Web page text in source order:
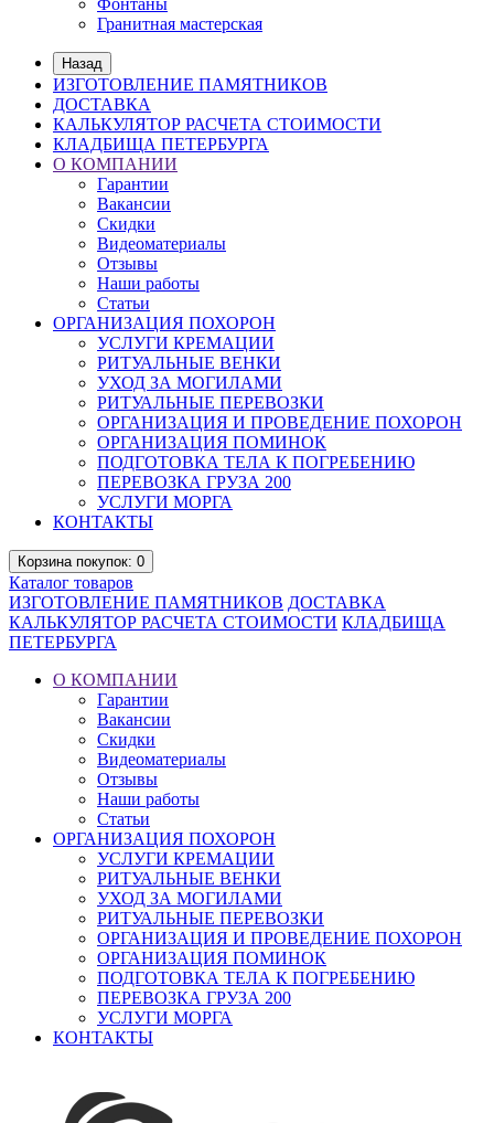
Фонтаны
Гранитная мастерская
Назад
ИЗГОТОВЛЕНИЕ ПАМЯТНИКОВ
ДОСТАВКА
КАЛЬКУЛЯТОР РАСЧЕТА СТОИМОСТИ
КЛАДБИЩА ПЕТЕРБУРГА
О КОМПАНИИ
Гарантии
Вакансии
Скидки
Видеоматериалы
Отзывы
Наши работы
Статьи
ОРГАНИЗАЦИЯ ПОХОРОН
УСЛУГИ КРЕМАЦИИ
РИТУАЛЬНЫЕ ВЕНКИ
УХОД ЗА МОГИЛАМИ
РИТУАЛЬНЫЕ ПЕРЕВОЗКИ
ОРГАНИЗАЦИЯ И ПРОВЕДЕНИЕ ПОХОРОН
ОРГАНИЗАЦИЯ ПОМИНОК
ПОДГОТОВКА ТЕЛА К ПОГРЕБЕНИЮ
ПЕРЕВОЗКА ГРУЗА 200
УСЛУГИ МОРГА
КОНТАКТЫ
Корзинапокупок: 0
Каталог товаров
ИЗГОТОВЛЕНИЕ ПАМЯТНИКОВ ДОСТАВКА
КАЛЬКУЛЯТОР РАСЧЕТА СТОИМОСТИ КЛАДБИЩА
ПЕТЕРБУРГА
О КОМПАНИИ
Гарантии
Вакансии
Скидки
Видеоматериалы
Отзывы
Наши работы
Статьи
ОРГАНИЗАЦИЯ ПОХОРОН
УСЛУГИ КРЕМАЦИИ
РИТУАЛЬНЫЕ ВЕНКИ
УХОД ЗА МОГИЛАМИ
РИТУАЛЬНЫЕ ПЕРЕВОЗКИ
ОРГАНИЗАЦИЯ И ПРОВЕДЕНИЕ ПОХОРОН
ОРГАНИЗАЦИЯ ПОМИНОК
ПОДГОТОВКА ТЕЛА К ПОГРЕБЕНИЮ
ПЕРЕВОЗКА ГРУЗА 200
УСЛУГИ МОРГА
КОНТАКТЫ